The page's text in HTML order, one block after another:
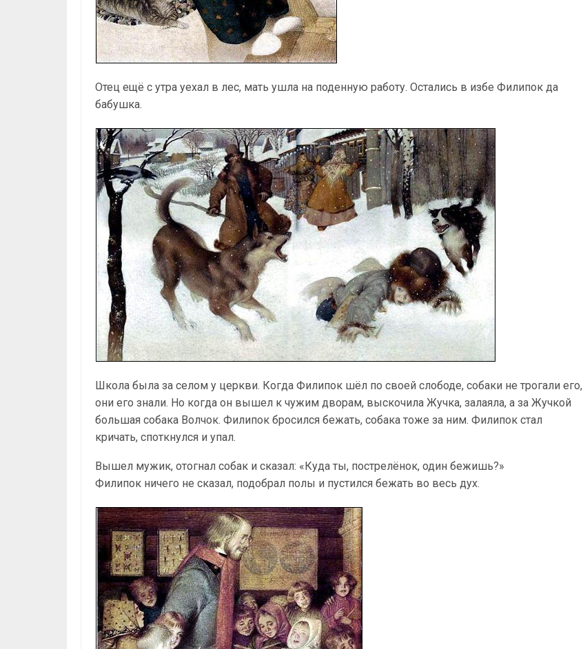
Отец ещё с утра уехал в лес, мать ушла на поденную работу. Остались в избе Филипок да
бабушка.
Школа была за селом у церкви. Когда Филипок шёл по своей слободе, собаки не трогали его,
они его знали. Но когда он вышел к чужим дворам, выскочила Жучка, залаяла, а за Жучкой
большая собака Волчок. Филипок бросился бежать, собака тоже за ним. Филипок стал
кричать, споткнулся и упал.
Вышел мужик, отогнал собак и сказал: «Куда ты, пострелёнок, один бежишь?»
Филипок ничего не сказал, подобрал полы и пустился бежать во весь дух.